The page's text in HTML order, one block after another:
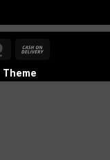
MasterCard
Delivery
Theme